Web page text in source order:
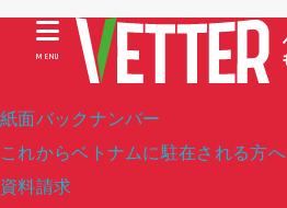
紙面バックナンバー
これからベトナムに駐在される方へ
資料請求
MENU